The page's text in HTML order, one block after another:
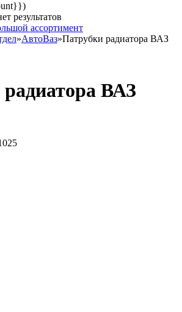
результатов
ассортимент
»АвтоВаз»Патрубки радиатора ВАЗ
ВАЗ